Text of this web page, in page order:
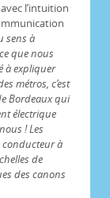
l’intuition
sens à
que nous
à expliquer
métros, c’est
Bordeaux qui
électrique
! Les
conducteur à
de
des canons